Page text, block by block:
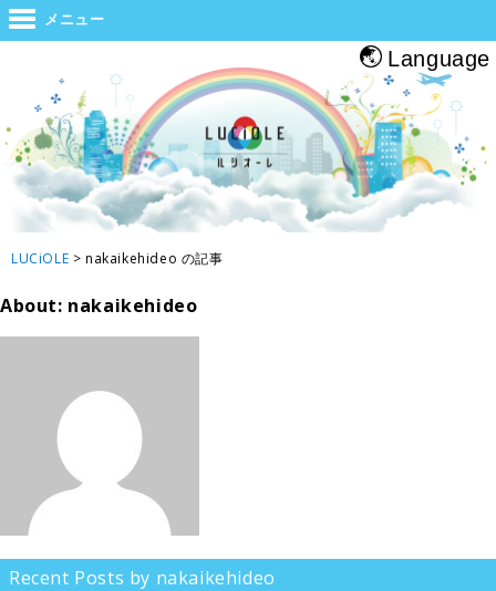
世界と大阪をつなぐジャンクション。旅をする人・帰る人・地元の人がホッと
メニュー
Language
LUCiOLE >nakaikehideo の記事
About: nakaikehideo
Recent Posts by nakaikehideo